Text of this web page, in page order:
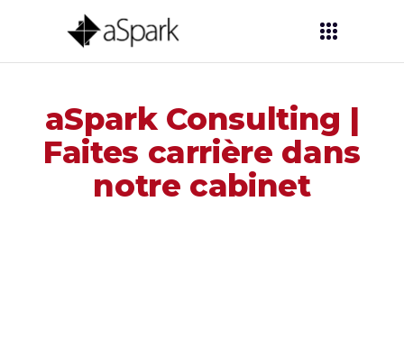
aSpark Consulting |
Faites carrière dans
notre cabinet